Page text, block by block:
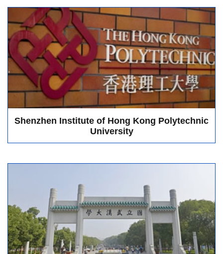
Shenzhen Institute of Hong Kong Polytechnic
University